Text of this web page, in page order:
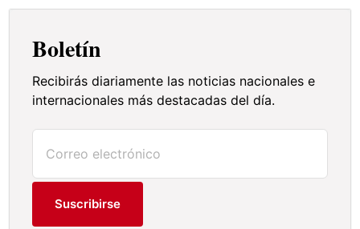
Boletín
Recibirás diariamente las noticias nacionales e
internacionales más destacadas del día.
Suscribirse